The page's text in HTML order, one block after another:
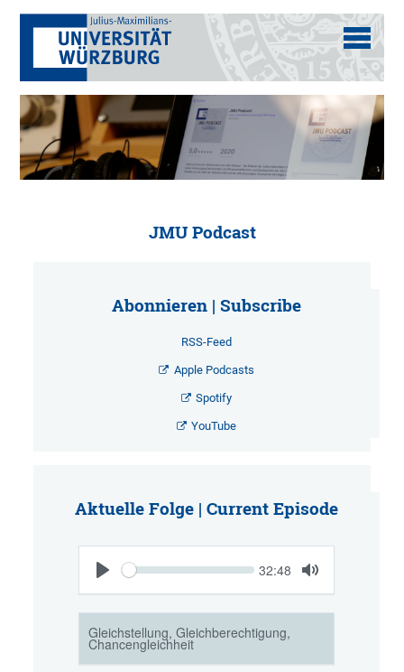
JMU Podcast
Abonnieren | Subscribe
RSS-Feed
Apple Podcasts
Spotify
YouTube
Aktuelle Folge | Current Episode